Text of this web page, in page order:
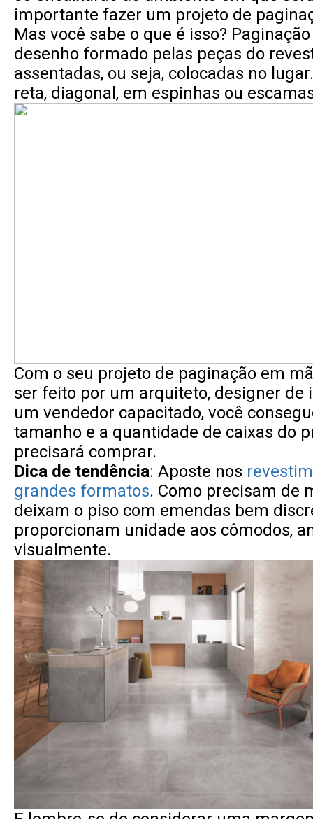
importante fazer um projeto de
Mas você sabe o que é isso?
desenho formado pelas peças do
assentadas, ou seja, colocadas no
reta, diagonal, em espinhas ou
Com o seu projeto de paginação em
ser feito por um arquiteto, designer de
um vendedor capacitado, você
tamanho e a quantidade de caixas do
precisará comprar.
Dica de tendência: Aposte nos
grandes formatos. Como precisam de
deixam o piso com emendas bem
proporcionam unidade aos cômodos,
visualmente.